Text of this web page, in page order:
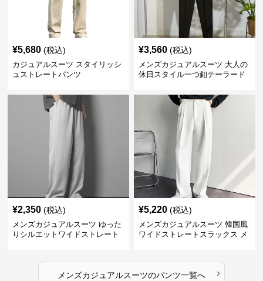
¥5,680 (税込)
カジュアルスーツ スタイリッシ
ュストレートパンツ
¥3,560 (税込)
メンズカジュアルスーツ 大人の
休日スタイル一つ釦テーラード
¥2,350 (税込)
メンズカジュアルスーツ ゆった
りシルエットワイドストレート
¥5,220 (税込)
メンズカジュアルスーツ 韓国風
ワイドストレートスラックス メ
メンズカジュアルスーツのパンツ一覧へ ›